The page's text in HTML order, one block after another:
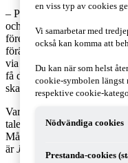
– PwC vill bidra till ett
och där är skatterna en
företag om synen på skatter
förändringar av
via ett snabbskattespår.
få deras syn på framtidens
skatterådgivare och
Varje vecka fram till mitten
talespersoner från
Månsson och Ulrika Lundh
ärJakob Forssmed
en viss typ av cookies
Vi samarbetar med
också kan komma att
Du kan när som helst
cookie-symbolen längst
respektive cookie-
Nödvändiga cookies
Prestanda-cookies